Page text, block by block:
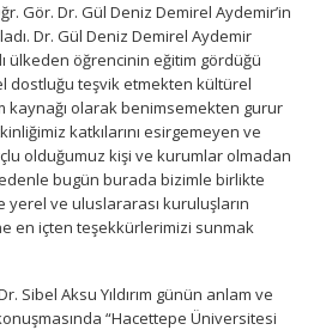
Gör. Dr. Gül Deniz Demirel Aydemir’in
Dr. Gül Deniz Demirel Aydemir
ülkeden öğrencinin eğitim gördüğü
dostluğu teşvik etmekten kültürel
kaynağı olarak benimsemekten gurur
katkılarını esirgemeyen ve
olduğumuz kişi ve kurumlar olmadan
bugün burada bizimle birlikte
ve uluslararası kuruluşların
en içten teşekkürlerimizi sunmak
Sibel Aksu Yıldırım günün anlam ve
“Hacettepe Üniversitesi